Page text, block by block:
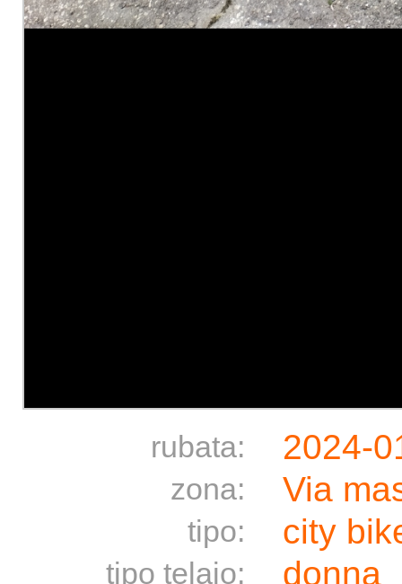
rubata: 2024-
zona: Via
tipo: city
tipo telaio: donna